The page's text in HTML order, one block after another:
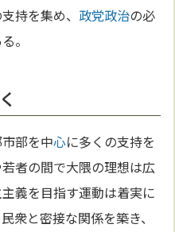
持を集め、 政党政治の必
。
部を中心に多くの支持を
若者の間で大隈の理想は広
義を目指す運動は着実に
衆と密接な関係を築き、